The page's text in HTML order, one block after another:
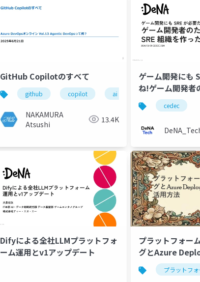
GitHub Copilotのすべて
github copilot ai
NAKAMURA
Atsushi
13.4K
ゲーム開発にも
ね!ゲーム開発者
織を作った話
cedec
Difyによる全社LLMプラットフォ
ーム運用とv1アップデート
プラットフォー
グとAzure
Environmentの
プラットフ